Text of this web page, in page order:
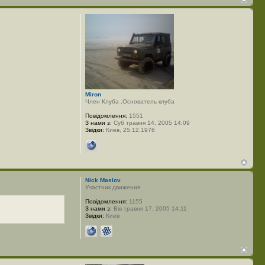
Miron
Член Клуба ,Основатель клуба
Повідомлення: 1551
З нами з: Суб травня 14, 2005 14:09
Звідки: Киев, 25.12.1976
Nick Maslov
Участник движения
Повідомлення: 1155
З нами з: Вів травня 17, 2005 14:11
Звідки: Киев